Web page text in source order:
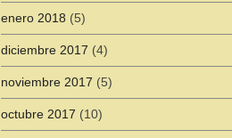
enero 2018 (5)
diciembre 2017 (4)
noviembre 2017 (5)
octubre 2017 (10)